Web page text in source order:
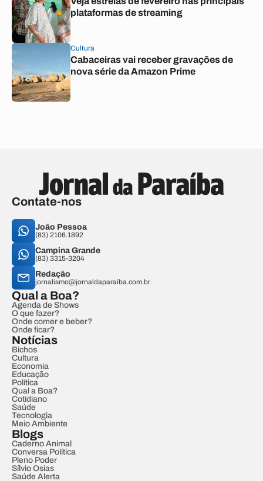
plataformas de streaming
Cultura
Cabaceiras vai receber gravações de
nova série da Amazon Prime
Contate-nos
João Pessoa
(83) 2106.1892
Campina Grande
(83) 3315-3204
Redação
jornalismo@jornaldaparaiba.com.br
Qual a Boa?
Agenda de Shows
O que fazer?
Onde comer e beber?
Onde ficar?
Notícias
Bichos
Cultura
Economia
Educação
Política
Qual a Boa?
Cotidiano
Saúde
Tecnologia
Meio Ambiente
Blogs
Caderno Animal
Conversa Política
Pleno Poder
Sílvio Osias
Saúde Alerta